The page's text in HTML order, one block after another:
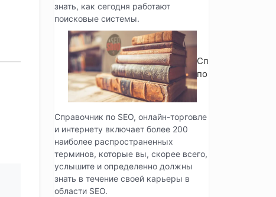
знать, как сегодня работают
поисковые системы.
Справочник
по SEO
Справочник по SEO, онлайн-торговле
и интернету включает более 200
наиболее распространенных
терминов, которые вы, скорее всего,
услышите и определенно должны
знать в течение своей карьеры в
области SEO.